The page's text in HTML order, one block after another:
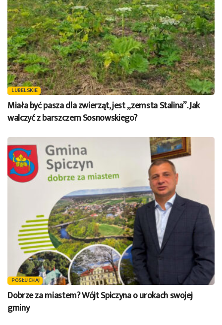
LUBELSKIE
Miała być pasza dla zwierząt, jest „zemsta Stalina”. Jak
walczyć z barszczem Sosnowskiego?
POSŁUCHAJ
Dobrze za miastem? Wójt Spiczyna o urokach swojej
gminy